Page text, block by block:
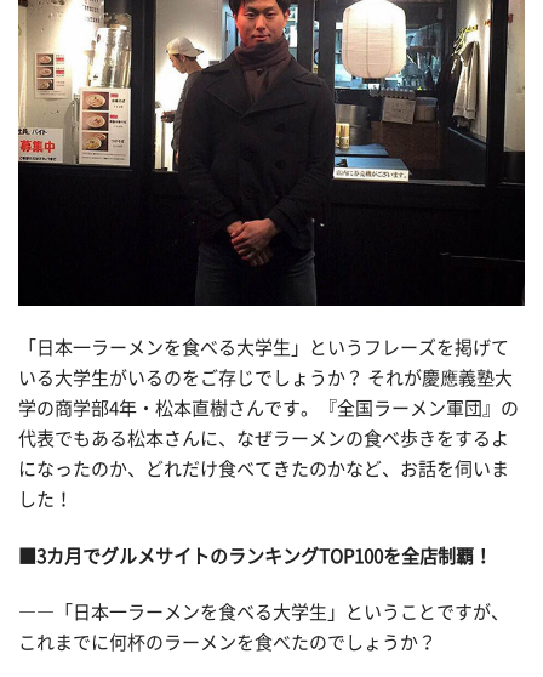
「日本一ラーメンを食べる大学生」というフレーズを掲げて
いる大学生がいるのをご存じでしょうか？ それが慶應義塾大
学の商学部4年・松本直樹さんです。『全国ラーメン軍団』の
代表でもある松本さんに、なぜラーメンの食べ歩きをするよ
になったのか、どれだけ食べてきたのかなど、お話を伺いま
した！
■3カ月でグルメサイトのランキングTOP100を全店制覇！
――「日本一ラーメンを食べる大学生」ということですが、
これまでに何杯のラーメンを食べたのでしょうか？